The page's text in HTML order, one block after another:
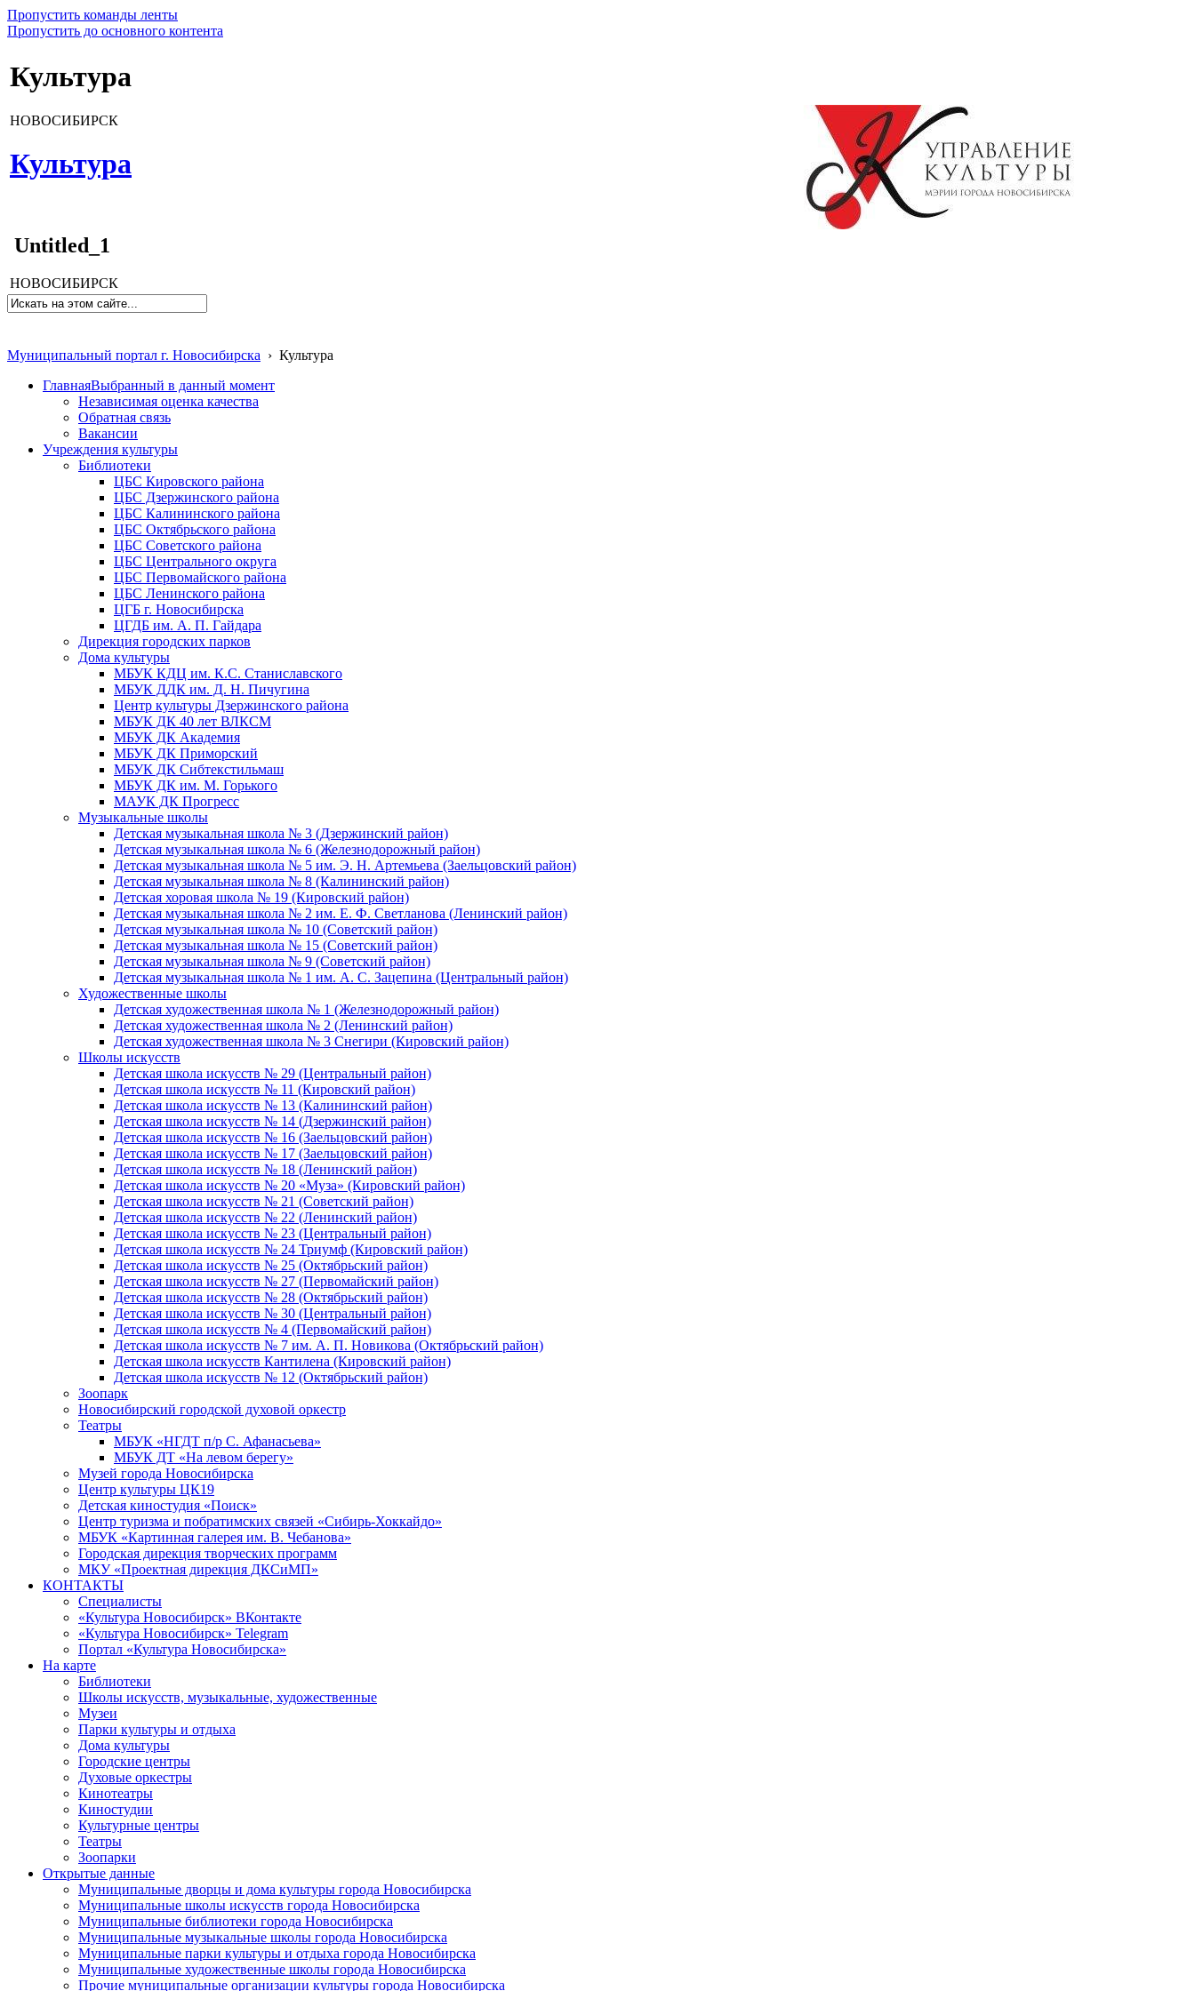
Пропустить команды ленты
Пропустить до основного контента
Культура
НОВОСИБИРСК
Культура
Untitled_1
НОВОСИБИРСК
Муниципальный портал г. Новосибирска › Культура
ГлавнаяВыбранный в данный момент
Независимая оценка качества
Обратная связь
Вакансии
Учреждения культуры
Библиотеки
ЦБС Кировского района
ЦБС Дзержинского района
ЦБС Калининского района
ЦБС Октябрьского района
ЦБС Советского района
ЦБС Центрального округа
ЦБС Первомайского района
ЦБС Ленинского района
ЦГБ г. Новосибирска
ЦГДБ им. А. П. Гайдара
Дирекция городских парков
Дома культуры
МБУК КДЦ им. К.С. Станиславского
МБУК ДДК им. Д. Н. Пичугина
Центр культуры Дзержинского района
МБУК ДК 40 лет ВЛКСМ
МБУК ДК Академия
МБУК ДК Приморский
МБУК ДК Сибтекстильмаш
МБУК ДК им. М. Горького
МАУК ДК Прогресс
Музыкальные школы
Детская музыкальная школа № 3 (Дзержинский район)
Детская музыкальная школа № 6 (Железнодорожный район)
Детская музыкальная школа № 5 им. Э. Н. Артемьева (Заельцовский район)
Детская музыкальная школа № 8 (Калининский район)
Детская хоровая школа № 19 (Кировский район)
Детская музыкальная школа № 2 им. Е. Ф. Светланова (Ленинский район)
Детская музыкальная школа № 10 (Советский район)
Детская музыкальная школа № 15 (Советский район)
Детская музыкальная школа № 9 (Советский район)
Детская музыкальная школа № 1 им. А. С. Зацепина (Центральный район)
Художественные школы
Детская художественная школа № 1 (Железнодорожный район)
Детская художественная школа № 2 (Ленинский район)
Детская художественная школа № 3 Снегири (Кировский район)
Школы искусств
Детская школа искусств № 29 (Центральный район)
Детская школа искусств № 11 (Кировский район)
Детская школа искусств № 13 (Калининский район)
Детская школа искусств № 14 (Дзержинский район)
Детская школа искусств № 16 (Заельцовский район)
Детская школа искусств № 17 (Заельцовский район)
Детская школа искусств № 18 (Ленинский район)
Детская школа искусств № 20 «Муза» (Кировский район)
Детская школа искусств № 21 (Советский район)
Детская школа искусств № 22 (Ленинский район)
Детская школа искусств № 23 (Центральный район)
Детская школа искусств № 24 Триумф (Кировский район)
Детская школа искусств № 25 (Октябрьский район)
Детская школа искусств № 27 (Первомайский район)
Детская школа искусств № 28 (Октябрьский район)
Детская школа искусств № 30 (Центральный район)
Детская школа искусств № 4 (Первомайский район)
Детская школа искусств № 7 им. А. П. Новикова (Октябрьский район)
Детская школа искусств Кантилена (Кировский район)
Детская школа искусств № 12 (Октябрьский район)
Зоопарк
Новосибирский городской духовой оркестр
Театры
МБУК «НГДТ п/р С. Афанасьева»
МБУК ДТ «На левом берегу»
Музей города Новосибирска
Центр культуры ЦК19
Детская киностудия «Поиск»
Центр туризма и побратимских связей «Сибирь-Хоккайдо»
МБУК «Картинная галерея им. В. Чебанова»
Городская дирекция творческих программ
МКУ «Проектная дирекция ДКСиМП»
КОНТАКТЫ
Специалисты
«Культура Новосибирск» ВКонтакте
«Культура Новосибирск» Telegram
Портал «Культура Новосибирска»
На карте
Библиотеки
Школы искусств, музыкальные, художественные
Музеи
Парки культуры и отдыха
Дома культуры
Городские центры
Духовые оркестры
Кинотеатры
Киностудии
Культурные центры
Театры
Зоопарки
Открытые данные
Муниципальные дворцы и дома культуры города Новосибирска
Муниципальные школы искусств города Новосибирска
Муниципальные библиотеки города Новосибирска
Муниципальные музыкальные школы города Новосибирска
Муниципальные парки культуры и отдыха города Новосибирска
Муниципальные художественные школы города Новосибирска
Прочие муниципальные организации культуры города Новосибирска